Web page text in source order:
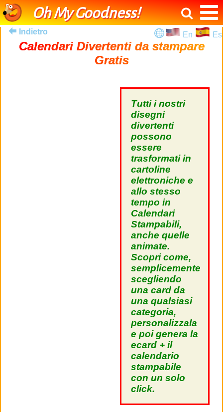
Oh My Goodness!
Indietro En Es
Calendari Divertenti da stampare
Gratis
Tutti i nostri
disegni
divertenti
possono
essere
trasformati in
cartoline
elettroniche e
allo stesso
tempo in
Calendari
Stampabili,
anche quelle
animate.
Scopri come,
semplicemente
scegliendo
una card da
una qualsiasi
categoria,
personalizzala
e poi genera la
ecard + il
calendario
stampabile
con un solo
click.